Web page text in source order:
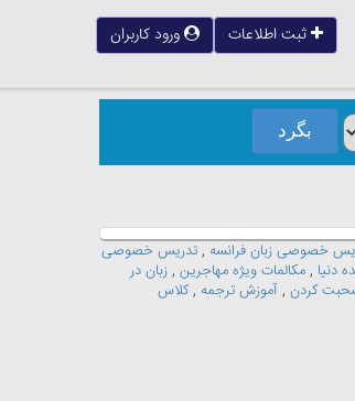
ثبت اطلاعات ورود کاربران
خصوصی زبان فرانسه , تدریس خصوصی
دنیا , مکالمات ویژه مهاجرین , زبان در
کردن , آموزش ترجمه ,کلاس